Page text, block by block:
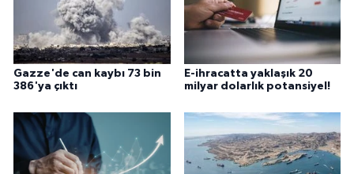
Gazze'de can kaybı 73 bin
386'ya çıktı
E-ihracatta yaklaşık 20
milyar dolarlık potansiyel!